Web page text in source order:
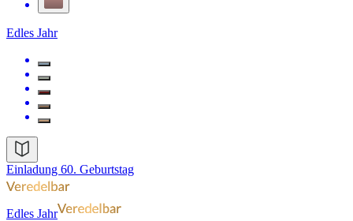
Edles Jahr
Einladung 60. Geburtstag
Edles Jahr